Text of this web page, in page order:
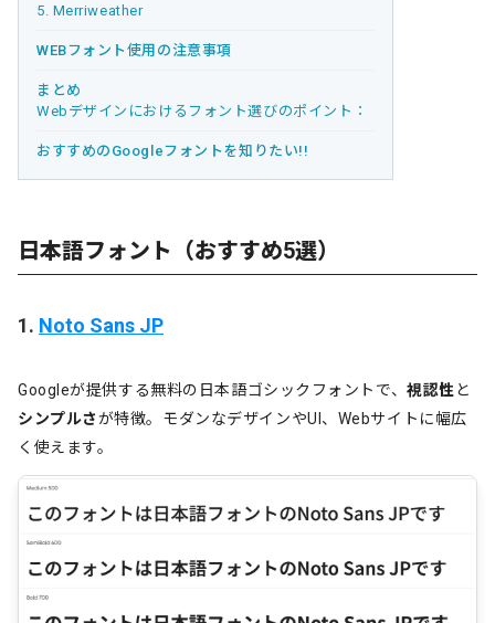
5. Merriweather
WEBフォント使用の注意事項
まとめ
Webデザインにおけるフォント選びのポイント：
おすすめのGoogleフォントを知りたい!!
日本語フォント（おすすめ5選）
1. Noto Sans JP
Googleが提供する無料の日本語ゴシックフォントで、視認性 と
シンプルさが特徴。モダンなデザインやUI、Webサイトに幅広
く使えます。